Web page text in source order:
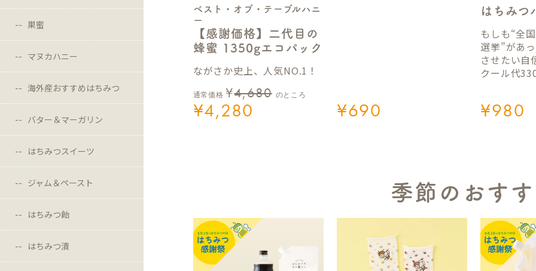
巣蜜
マヌカハニー
海外産おすすめはちみつ
バター＆マーガリン
はちみつスイーツ
ジャム＆ペースト
はちみつ飴
はちみつ漬
ベスト・オブ・テーブルハニ
ー
【感謝価格】二代目の
蜂蜜 1350gエコパック
ながさか史上、人気NO.1！
通常価格 ¥4,680 のところ
¥4,280 ¥690
はちみつ
もしも“全
選挙”があ
させたい自
クール代
¥980
季節のおす